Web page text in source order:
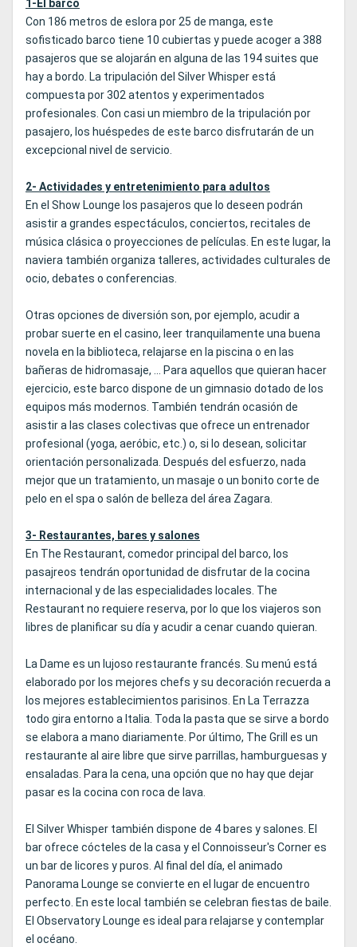
1-El barco
Con 186 metros de eslora por 25 de manga, este
sofisticado barco tiene 10 cubiertas y puede acoger a 388
pasajeros que se alojarán en alguna de las 194 suites que
hay a bordo. La tripulación del Silver Whisper está
compuesta por 302 atentos y experimentados
profesionales. Con casi un miembro de la tripulación por
pasajero, los huéspedes de este barco disfrutarán de un
excepcional nivel de servicio.
2- Actividades y entretenimiento para adultos
En el Show Lounge los pasajeros que lo deseen podrán
asistir a grandes espectáculos, conciertos, recitales de
música clásica o proyecciones de películas. En este lugar, la
naviera también organiza talleres, actividades culturales de
ocio, debates o conferencias.
Otras opciones de diversión son, por ejemplo, acudir a
probar suerte en el casino, leer tranquilamente una buena
novela en la biblioteca, relajarse en la piscina o en las
bañeras de hidromasaje, ... Para aquellos que quieran hacer
ejercicio, este barco dispone de un gimnasio dotado de los
equipos más modernos. También tendrán ocasión de
asistir a las clases colectivas que ofrece un entrenador
profesional (yoga, aeróbic, etc.) o, si lo desean, solicitar
orientación personalizada. Después del esfuerzo, nada
mejor que un tratamiento, un masaje o un bonito corte de
pelo en el spa o salón de belleza del área Zagara.
3- Restaurantes, bares y salones
En The Restaurant, comedor principal del barco, los
pasajreos tendrán oportunidad de disfrutar de la cocina
internacional y de las especialidades locales. The
Restaurant no requiere reserva, por lo que los viajeros son
libres de planificar su día y acudir a cenar cuando quieran.
La Dame es un lujoso restaurante francés. Su menú está
elaborado por los mejores chefs y su decoración recuerda a
los mejores establecimientos parisinos. En La Terrazza
todo gira entorno a Italia. Toda la pasta que se sirve a bordo
se elabora a mano diariamente. Por último, The Grill es un
restaurante al aire libre que sirve parrillas, hamburguesas y
ensaladas. Para la cena, una opción que no hay que dejar
pasar es la cocina con roca de lava.
El Silver Whisper también dispone de 4 bares y salones. El
bar ofrece cócteles de la casa y el Connoisseur's Corner es
un bar de licores y puros. Al final del día, el animado
Panorama Lounge se convierte en el lugar de encuentro
perfecto. En este local también se celebran fiestas de baile.
El Observatory Lounge es ideal para relajarse y contemplar
el océano.